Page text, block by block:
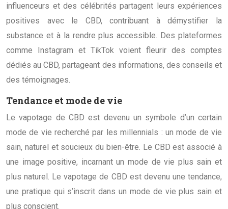
influenceurs et des célébrités partagent leurs expériences
positives avec le CBD, contribuant à démystifier la
substance et à la rendre plus accessible. Des plateformes
comme Instagram et TikTok voient fleurir des comptes
dédiés au CBD, partageant des informations, des conseils et
des témoignages.
Tendance et mode de vie
Le vapotage de CBD est devenu un symbole d’un certain
mode de vie recherché par les millennials : un mode de vie
sain, naturel et soucieux du bien-être. Le CBD est associé à
une image positive, incarnant un mode de vie plus sain et
plus naturel. Le vapotage de CBD est devenu une tendance,
une pratique qui s’inscrit dans un mode de vie plus sain et
plus conscient.